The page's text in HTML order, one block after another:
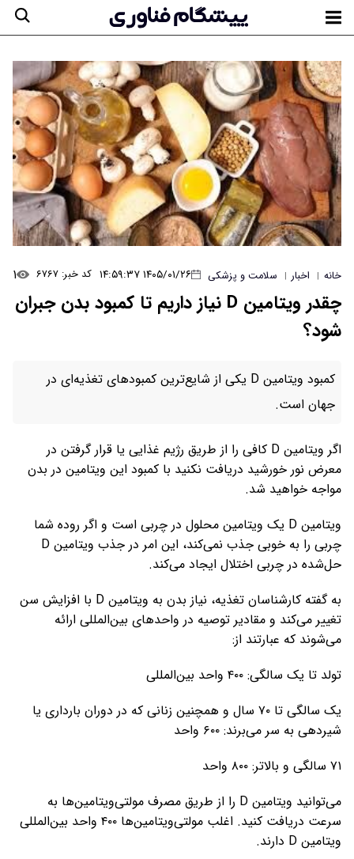
خانه | اخبار | سلامت و پزشکی ۱۴۰۵/۰۱/۲۶ ۱۴:۵۹:۳۷ کد خبر: ۶۷۶۷ ۱
چقدر ویتامین D نیاز داریم تا کمبود بدن جبران
شود؟
کمبود ویتامین D یکی از شایع‌ترین کمبودهای تغذیه‌ای در
جهان است.
اگر ویتامین D کافی را از طریق رژیم غذایی یا قرار گرفتن در
معرض نور خورشید دریافت نکنید با کمبود این ویتامین در بدن
مواجه خواهید شد.
ویتامین D یک ویتامین محلول در چربی است و اگر روده شما
چربی را به خوبی جذب نمی‌کند، این امر در جذب ویتامین D
حل‌شده در چربی اختلال ایجاد می‌کند.
به گفته کارشناسان تغذیه، نیاز بدن به ویتامین D با افزایش سن
تغییر می‌کند و مقادیر توصیه‌ در واحدهای بین‌المللی ارائه
می‌شوند که عبارتند از:
تولد تا یک سالگی: ۴۰۰ واحد بین‌المللی
یک سالگی تا ۷۰ سال و همچنین زنانی که در دوران بارداری یا
شیردهی به سر می‌برند: ۶۰۰ واحد
۷۱ سالگی و بالاتر: ۸۰۰ واحد
می‌توانید ویتامین D را از طریق مصرف مولتی‌ویتامین‌ها به
سرعت دریافت کنید. اغلب مولتی‌ویتامین‌ها ۴۰۰ واحد بین‌المللی
ویتامین D دارند.